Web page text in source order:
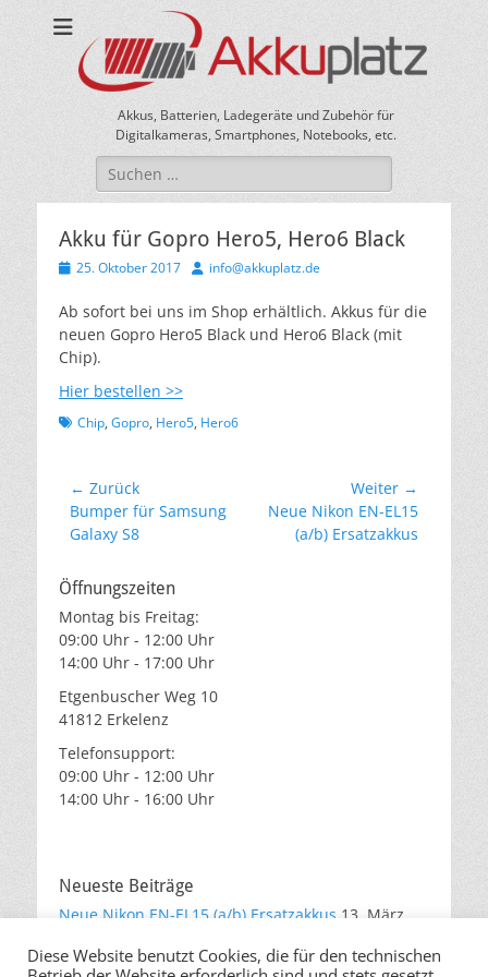
Akkus, Batterien, Ladegeräte und Zubehör für
Digitalkameras, Smartphones, Notebooks, etc.
Suche
nach:
Akku für Gopro Hero5, Hero6 Black
Veröffentlicht
25. Oktober 2017 Autorinfo@akkuplatz.de
Ab sofort bei uns im Shop erhältlich. Akkus für die
neuen Gopro Hero5 Black und Hero6 Black (mit
Chip).
Hier bestellen >>
Schlagworte
Chip, Gopro, Hero5, Hero6
Beitragsnavigation
← Zurück
Vorheriger
Beitrag:
Bumper für Samsung
Galaxy S8
Weiter →
Nächster
Beitrag:
Neue Nikon EN-EL15
(a/b) Ersatzakkus
Öffnungszeiten
Montag bis Freitag:
09:00 Uhr - 12:00 Uhr
14:00 Uhr - 17:00 Uhr
Etgenbuscher Weg 10
41812 Erkelenz
Telefonsupport:
09:00 Uhr - 12:00 Uhr
14:00 Uhr - 16:00 Uhr
Neueste Beiträge
Neue Nikon EN-EL15 (a/b) Ersatzakkus 13. März
Akku für Gopro Hero5, Hero6 Black 25. Oktober
Diese Website benutzt Cookies, die für den technischen